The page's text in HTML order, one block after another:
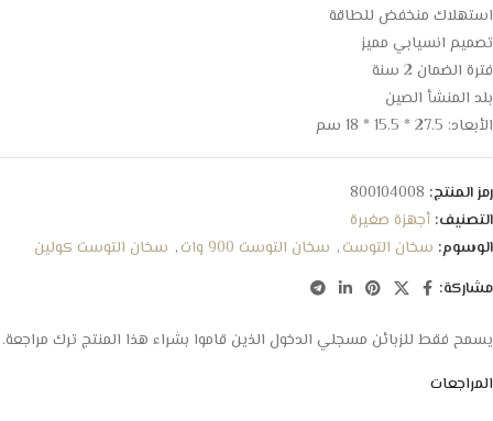
استهلاك منخفض للطاقة
تصميم انسيابي مميز
فترة الضمان 2 سنة
بلد المنشأ الصين
الأبعاد: 27.5 * 15.5 * 18 سم
رمز المنتج: 800104008
التصنيف: أجهزة صغيرة
الوسوم: سخان التوست, سخان التوست 900 وات , سخان التوست كولين
مشاركة:
المراجعات
يسمح فقط للزبائن مسجلي الدخول الذين قاموا بشراء هذا المنتج ترك مراجعة.